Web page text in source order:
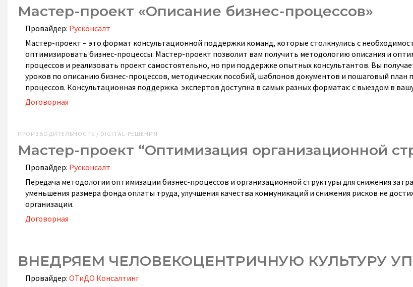
Мастер-проект «Описание бизнес-процессов»
Провайдер: Русконсалт
Мастер-проект – это формат консультационной поддержки команд, которые столкнулись с
оптимизировать бизнес-процессы. Мастер-проект позволит вам получить методологию описания и
процессов и реализовать проект самостоятельно, но при поддержке опытных консультантов. Вы
уроков по описанию бизнес-процессов, методических пособий, шаблонов документов и пошаговый план
процессов. Консультационная поддержка экспертов доступна в самых разных форматах: с выездом в
Договорная
ПРОИЗВОДИТЕЛЬНОСТЬ / DIGITAL-РЕШЕНИЯ
Мастер-проект “Оптимизация организационной
Провайдер: Русконсалт
Передача методологии оптимизации бизнес-процессов и организационной структуры для снижения
уменьшения размера фонда оплаты труда, улучшения качества коммуникаций и снижения рисков не
организации.
Договорная
ВНЕДРЯЕМ ЧЕЛОВЕКОЦЕНТРИЧНУЮ КУЛЬТУРУ
Провайдер: ОТиДО Консалтинг